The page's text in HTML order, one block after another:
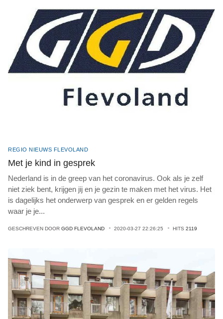
REGIO NIEUWS FLEVOLAND
Met je kind in gesprek
Nederland is in de greep van het coronavirus. Ook als je zelf
niet ziek bent, krijgen jij en je gezin te maken met het virus. Het
is dagelijks het onderwerp van gesprek en er gelden regels
waar je je...
GESCHREVEN DOOR GGD FLEVOLAND 2020-03-27 22:26:25 HITS 2119